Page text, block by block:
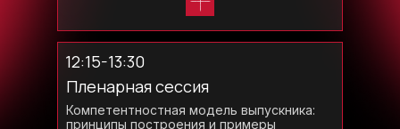
Аузан Александр Александрович,
председатель Федерального учебно-
высшего образования по укрупненной
38.00.00 «Экономика и управление», декан
экономического факультета
государственного университета имени
председатель конференции «Пашкусовские
чтения», доцент Высшей школы
менеджмента СПбГУ, заместитель
председателя Федерального учебно-
методического объединения в системе
12:15-13:30
Пленарная сессия
Компетентностная модель выпускника:
принципы построения и примеры